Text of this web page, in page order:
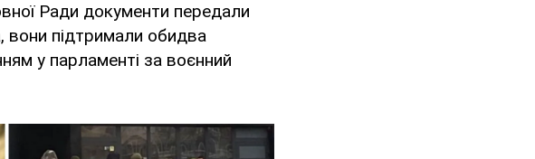
Ради документи передали
вони підтримали обидва
у парламенті за воєнний